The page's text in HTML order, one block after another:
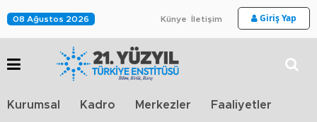
08 Ağustos 2026 Künye İletişim Giriş Yap
Kurumsal Kadro Merkezler Faaliyetler